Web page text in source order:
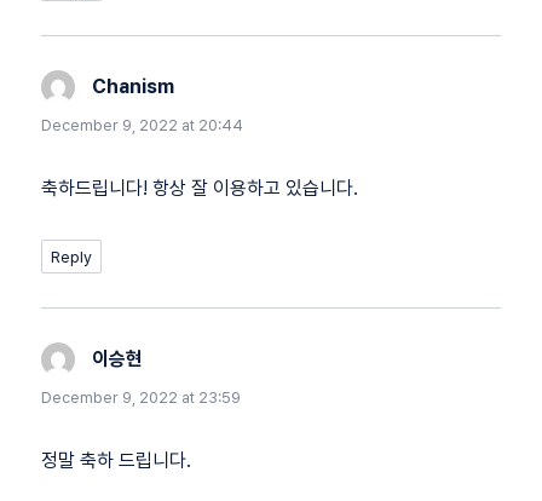
Chanism
December 9, 2022 at 20:44
축하드립니다! 항상 잘 이용하고 있습니다.
Reply
이승현
December 9, 2022 at 23:59
정말 축하 드립니다.